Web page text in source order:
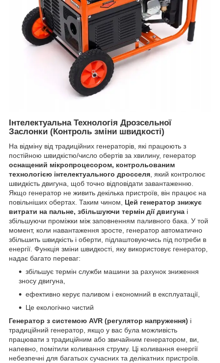
Інтелектуальна Технологія Дрозсельної
Заслонки (Контроль зміни швидкості)
На відміну від традиційних генераторів, які працюють з
постійною швидкістю/число обертів за хвилину, генератор
оснащений мікропроцесором, контрольованим
технологією інтелектуального дросселя, який контролює
швидкість двигуна, щоб точно відповідати завантаженню.
Якщо генератор не живить декілька пристроїв, він працює на
повільніших обертах. Таким чином, Цей генератор знижує
витрати на пальне, збільшуючи термін дії двигуна і
збільшуючи проміжки між заповненням паливного бака. У той
момент, коли навантаження зросте, генератор автоматично
збільшить швидкість і оберти, підлаштовуючись під потреби в
енергії. Функція зміни швидкості, яку використовує генератор,
надає багато переваг:
збільшує термін служби машини за рахунок зниження
зносу двигуна,
ефективно керує паливом і економний в експлуатації,
Це екологічно чистий
Генератор з системою AVR (регулятор напруження) і
традиційний генератор, якщо у вас була можливість
працювати з традиційним або звичайним генератором, ви,
напевно, помітили коливання струму. Ці коливання енергії
небезпечні для багатьох сучасних та делікатних пристроїв.